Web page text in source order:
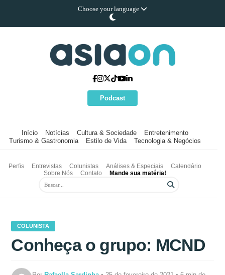
Choose your language
Podcast
Início Notícias Cultura & Sociedade
Entretenimento
Turismo & Gastronomia
Estilo de Vida Tecnologia & Negócios
Perfis Entrevistas Colunistas Análises & Especiais
Calendário
Sobre Nós
Contato Mande sua matéria!
COLUNISTA
Conheça o grupo: MCND